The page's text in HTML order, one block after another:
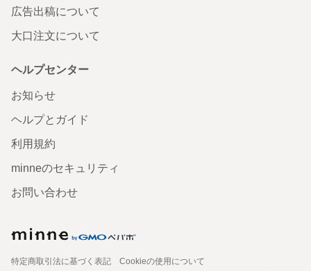
広告出稿について
大口注文について
ヘルプセンター
お知らせ
ヘルプとガイド
利用規約
minneのセキュリティ
お問い合わせ
特定商取引法に基づく表記
Cookieの使用について